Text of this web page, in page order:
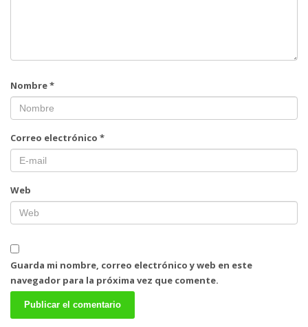
Nombre*
Correo electrónico *
Web
Guarda mi nombre, correo electrónico y web en este
navegador para la próxima vez que comente.